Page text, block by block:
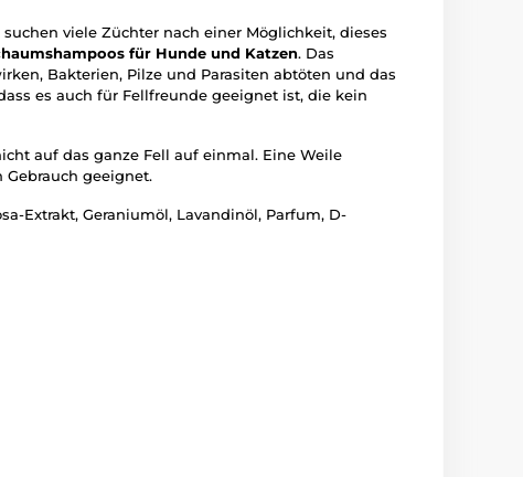
viele Züchter nach einer Möglichkeit, dieses
für Hunde und Katzen. Das
Bakterien, Pilze und Parasiten abtöten und das
es auch für Fellfreunde geeignet ist, die kein
auf das ganze Fell auf einmal. Eine Weile
geeignet.
Extrakt, Geraniumöl, Lavandinöl, Parfum, D-